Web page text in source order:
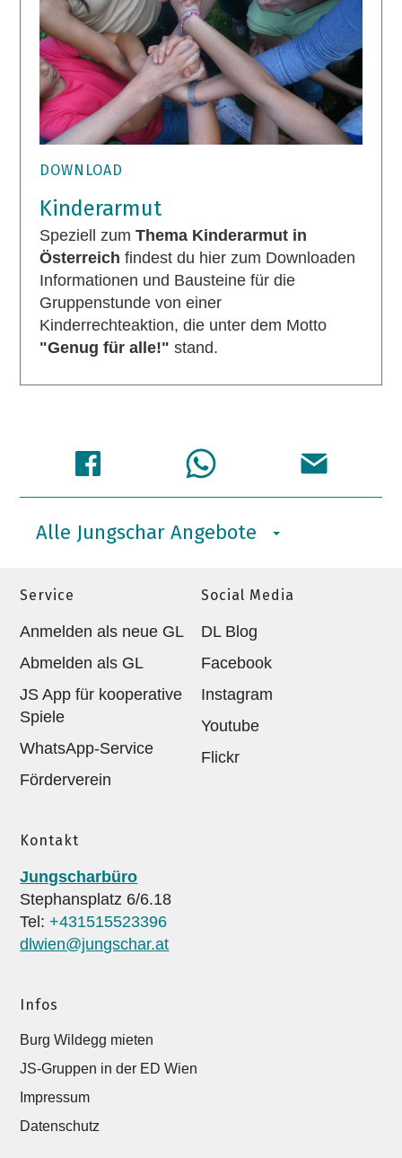
DOWNLOAD
Kinderarmut
Speziell zum Thema Kinderarmut in
Österreich findest du hier zum Downloaden
Informationen und Bausteine für die
Gruppenstunde von einer
Kinderrechteaktion, die unter dem Motto
"Genug für alle!" stand.
Alle Jungschar Angebote
Service
Anmelden als neue GL
Abmelden als GL
JS App für kooperative
Spiele
WhatsApp-Service
Förderverein
Social Media
DL Blog
Facebook
Instagram
Youtube
Flickr
Kontakt
Jungscharbüro
Stephansplatz 6/6.18
Tel:+431515523396
dlwien@jungschar.at
Infos
Burg Wildegg mieten
JS-Gruppen in der ED Wien
Impressum
Datenschutz